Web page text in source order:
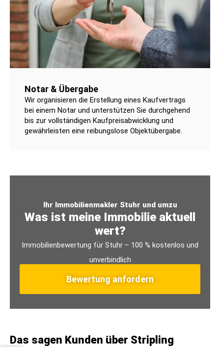
Notar & Übergabe
Wir organisieren die Erstellung eines Kaufvertrags
bei einem Notar und unterstützen Sie durchgehend
bis zur vollständigen Kaufpreisabwicklung und
gewährleisten eine reibungslose Objektübergabe.
Ihr Immobilienmakler Stuhr und umzu
Was ist meine Immobilie aktuell
wert?
Immobilienbewertung für Stuhr – 100 % kostenlos und
unverbindlich
Bewertung anfordern
Das sagen Kunden über Stripling